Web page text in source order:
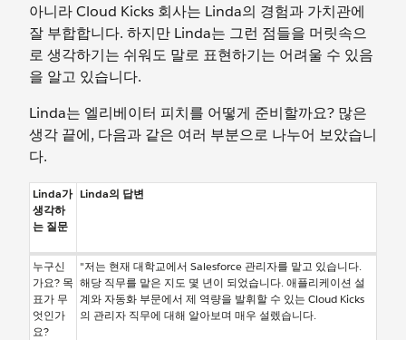
아니라 Cloud Kicks 회사는 Linda의 경험과 가치관에
잘 부합합니다. 하지만 Linda는 그런 점들을 머릿속으
로 생각하기는 쉬워도 말로 표현하기는 어려울 수 있음
을 알고 있습니다.
Linda는 엘리베이터 피치를 어떻게 준비할까요? 많은
생각 끝에, 다음과 같은 여러 부분으로 나누어 보았습니
다.
Linda가
생각하
는 질문
Linda의 답변
누구신
가요? 목
표가 무
엇인가
요?
"저는 현재 대학교에서 Salesforce 관리자를 맡고 있습니다.
해당 직무를 맡은 지도 몇 년이 되었습니다. 애플리케이션 설
계와 자동화 부문에서 제 역량을 발휘할 수 있는 Cloud Kicks
의 관리자 직무에 대해 알아보며 매우 설렜습니다.